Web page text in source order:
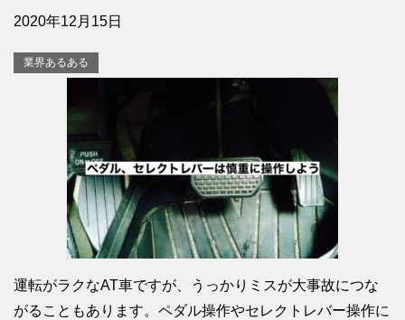
2020年12月15日
業界あるある
運転がラクなAT車ですが、うっかりミスが大事故につな
がることもあります。ペダル操作やセレクトレバー操作に